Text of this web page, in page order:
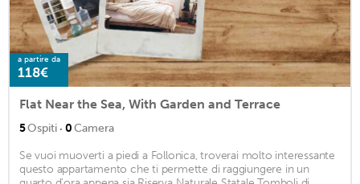
a partire da
118€
Flat Near the Sea, With Garden and Terrace
5Ospiti · 0Camera
Se vuoi muoverti a piedi a Follonica, troverai molto interessante
questo appartamento che ti permette di raggiungere in un